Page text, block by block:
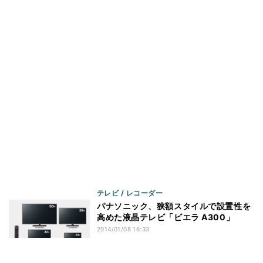
テレビ / レコーダー
パナソニック、狭額スタイルで設置性を
高めた液晶テレビ「ビエラ A300」
2014/01/08 16:33